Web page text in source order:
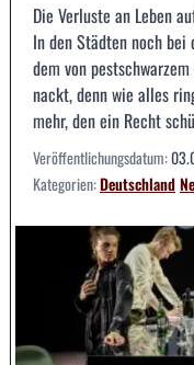
Die Verluste an Leben
In den Städten noch
dem von
nackt, denn wie alles
mehr, den ein Recht
Veröffentlichungsdatum:
Kategorien:Deutschland